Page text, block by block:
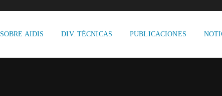
SOBRE AIDIS DIV. TÉCNICAS PUBLICACIONES